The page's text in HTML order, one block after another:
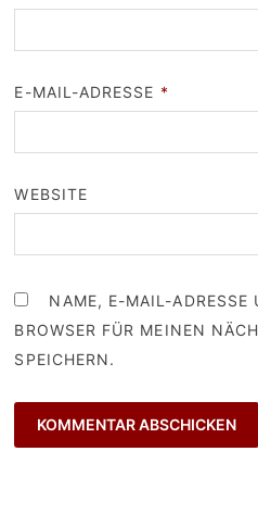
E-MAIL-ADRESSE *
WEBSITE
NAME, E-MAIL-ADRESSE
BROWSER FÜR MEINEN
SPEICHERN.